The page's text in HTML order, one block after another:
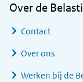
Over de
Contact
Over ons
Werken bij de